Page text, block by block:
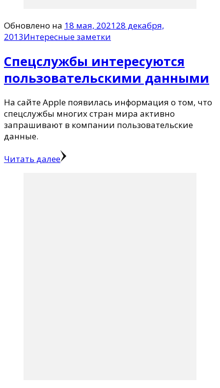
Обновлено на 18 мая, 202128 декабря,
2013Интересные заметки
Спецслужбы интересуются
пользовательскими данными
На сайте Apple появилась информация о том, что
спецслужбы многих стран мира активно
запрашивают в компании пользовательские
данные.
Читать далее